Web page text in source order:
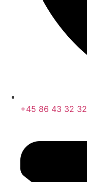
+45 86 43 32 32